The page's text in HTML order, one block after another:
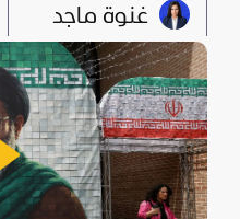
غنوة ماجد